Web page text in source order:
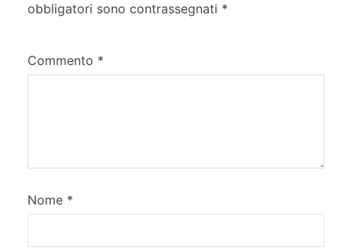
obbligatori sono contrassegnati *
Commento *
Nome *